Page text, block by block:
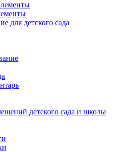
для детского сада
детского сада и школы